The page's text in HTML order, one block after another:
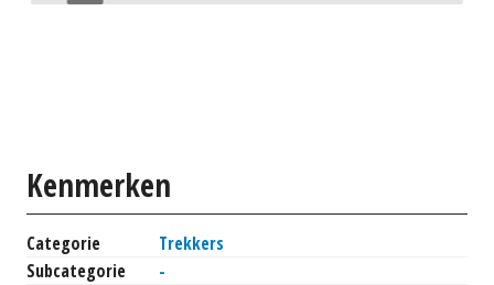
Kenmerken
Categorie
Trekkers
Subcategorie
-